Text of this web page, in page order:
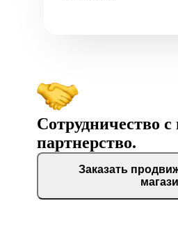
Сотрудничество
партнерство.
Заказать